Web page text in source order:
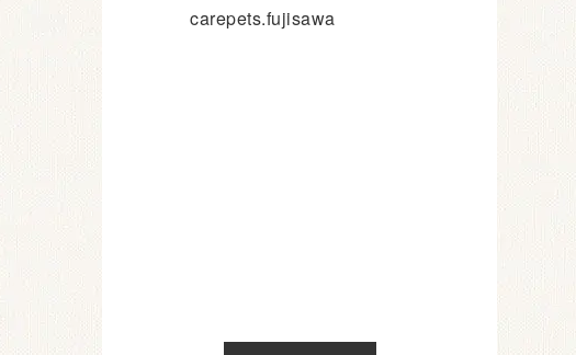
carepets.fujisawa